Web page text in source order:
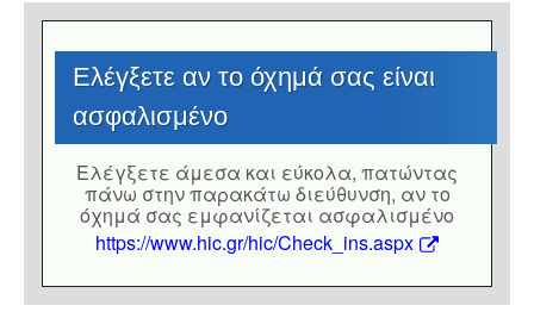
Eλέγξετε αν το όχημά σας είναι
ασφαλισμένο
Eλέγξετε άμεσα και εύκολα, πατώντας
πάνω στην παρακάτω διεύθυνση, αν το
όχημά σας εμφανίζεται ασφαλισμένο
https://www.hic.gr/hic/Check_ins.aspx